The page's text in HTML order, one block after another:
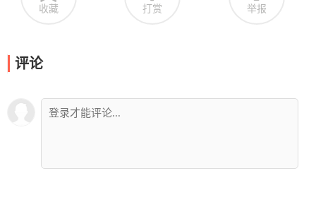
收藏 打赏 举报
评论